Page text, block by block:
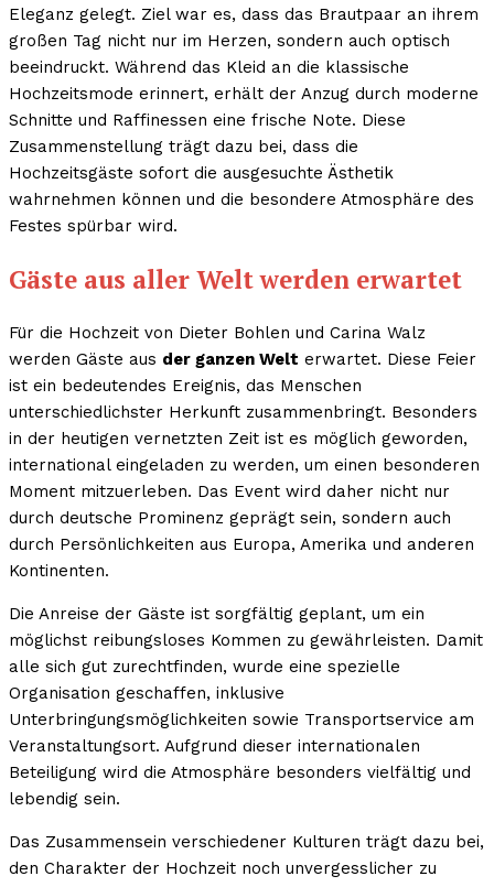
Eleganz gelegt. Ziel war es, dass das Brautpaar an ihrem
großen Tag nicht nur im Herzen, sondern auch optisch
beeindruckt. Während das Kleid an die klassische
Hochzeitsmode erinnert, erhält der Anzug durch moderne
Schnitte und Raffinessen eine frische Note. Diese
Zusammenstellung trägt dazu bei, dass die
Hochzeitsgäste sofort die ausgesuchte Ästhetik
wahrnehmen können und die besondere Atmosphäre des
Festes spürbar wird.
Gäste aus aller Welt werden erwartet
Für die Hochzeit von Dieter Bohlen und Carina Walz
werden Gäste aus der ganzen Welt erwartet. Diese Feier
ist ein bedeutendes Ereignis, das Menschen
unterschiedlichster Herkunft zusammenbringt. Besonders
in der heutigen vernetzten Zeit ist es möglich geworden,
international eingeladen zu werden, um einen besonderen
Moment mitzuerleben. Das Event wird daher nicht nur
durch deutsche Prominenz geprägt sein, sondern auch
durch Persönlichkeiten aus Europa, Amerika und anderen
Kontinenten.
Die Anreise der Gäste ist sorgfältig geplant, um ein
möglichst reibungsloses Kommen zu gewährleisten. Damit
alle sich gut zurechtfinden, wurde eine spezielle
Organisation geschaffen, inklusive
Unterbringungsmöglichkeiten sowie Transportservice am
Veranstaltungsort. Aufgrund dieser internationalen
Beteiligung wird die Atmosphäre besonders vielfältig und
lebendig sein.
Das Zusammensein verschiedener Kulturen trägt dazu bei,
den Charakter der Hochzeit noch unvergesslicher zu